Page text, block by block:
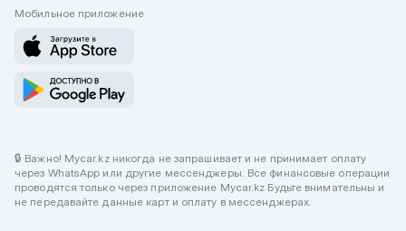
Мобильное приложение
🔒 Важно! Mycar.kz никогда не запрашивает и не принимает оплату
через WhatsApp или другие мессенджеры. Все финансовые операции
проводятся только через приложение Mycar.kz Будьте внимательны и
не передавайте данные карт и оплату в мессенджерах.